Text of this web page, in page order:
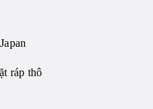
Japan
ráp thô